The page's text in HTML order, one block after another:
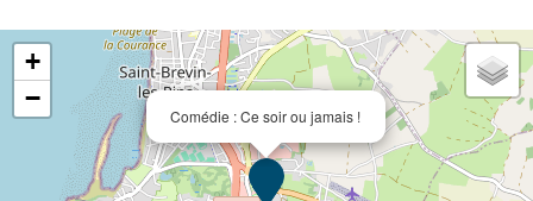
Comédie : Ce soir ou jamais !
+
−